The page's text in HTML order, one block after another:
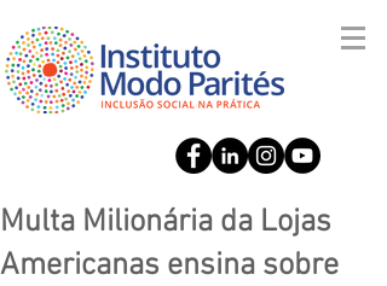
Multa Milionária da Lojas
Americanas ensina sobre